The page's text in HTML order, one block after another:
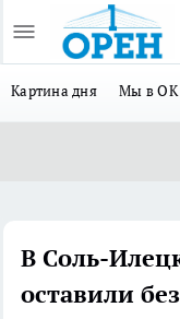
Картина дня Мы в ОК
В Соль-
оставили